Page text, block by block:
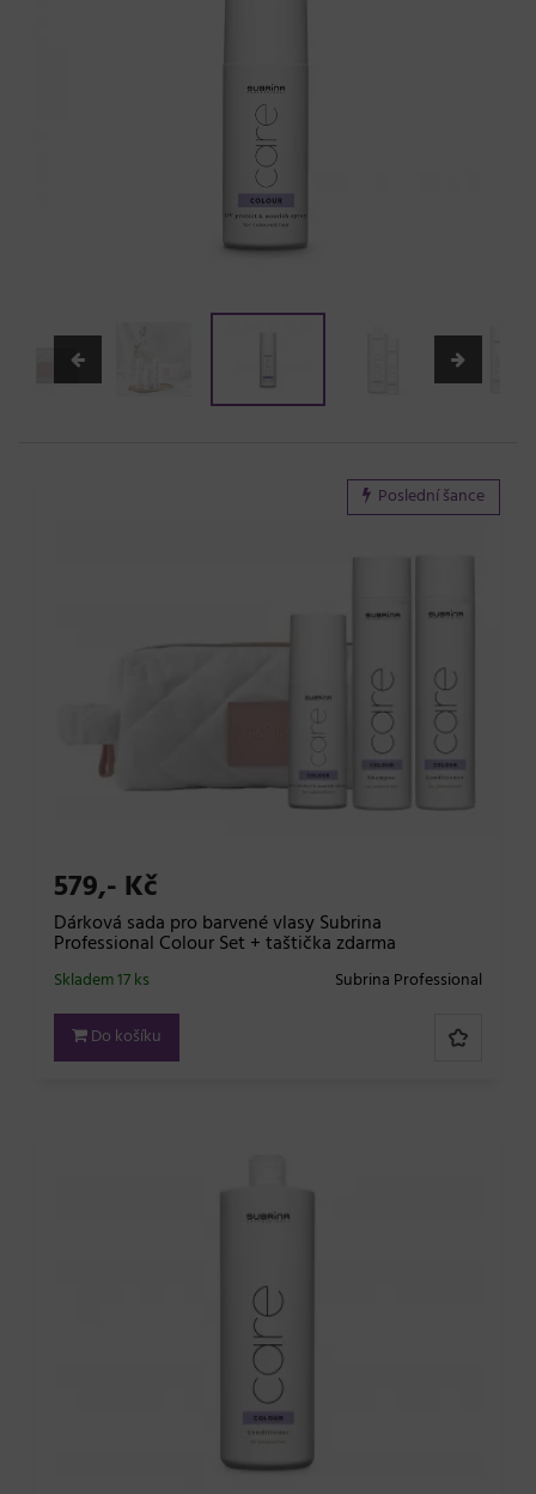
Poslední šance
579,- Kč
Dárková sada pro barvené vlasy Subrina
Professional Colour Set + taštička zdarma
Subrina Professional
Skladem 17 ks
Do košíku